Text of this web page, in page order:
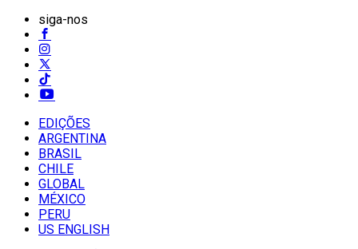
siga-nos
EDIÇÕES
ARGENTINA
BRASIL
CHILE
GLOBAL
MÉXICO
PERU
US ENGLISH